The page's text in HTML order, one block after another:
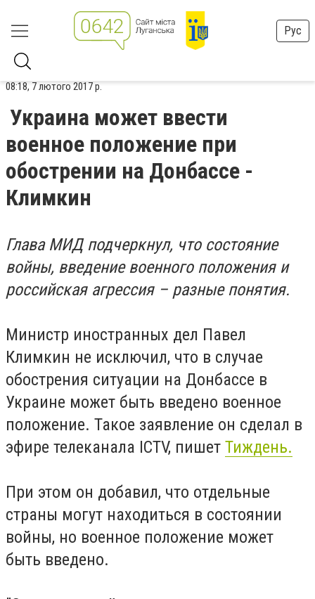
Рус
08:18, 7 лютого 2017 р.
Украина может ввести
военное положение при
обострении на Донбассе -
Климкин
Глава МИД подчеркнул, что состояние
войны, введение военного положения и
российская агрессия – разные понятия.
Министр иностранных дел Павел
Климкин не исключил, что в случае
обострения ситуации на Донбассе в
Украине может быть введено военное
положение. Такое заявление он сделал в
эфире телеканала ICTV, пишет Тиждень.
При этом он добавил, что отдельные
страны могут находиться в состоянии
войны, но военное положение может
быть введено.